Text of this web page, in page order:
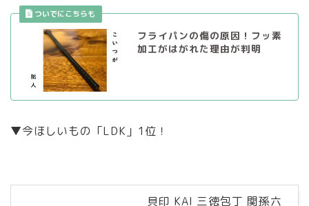
フライパンの傷の原因！フッ素
加工がはがれた理由が判明
▼今ほしいもの「LDK」1位！
貝印 KAI 三徳包丁 関孫六